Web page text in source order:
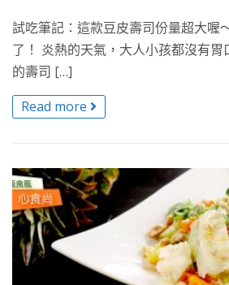
試吃筆記：這款豆皮壽司份量超大喔
了！ 炎熱的天氣，大人小孩都沒有
的壽司 […]
Read more